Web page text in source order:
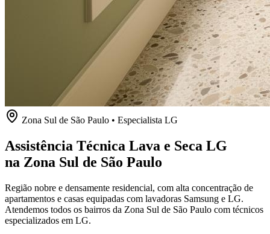
Zona Sul de São Paulo • Especialista LG
Assistência Técnica Lava e Seca LG
na Zona Sul de São Paulo
Região nobre e densamente residencial, com alta concentração de
apartamentos e casas equipadas com lavadoras Samsung e LG.
Atendemos todos os bairros da Zona Sul de São Paulo com técnicos
especializados em LG.